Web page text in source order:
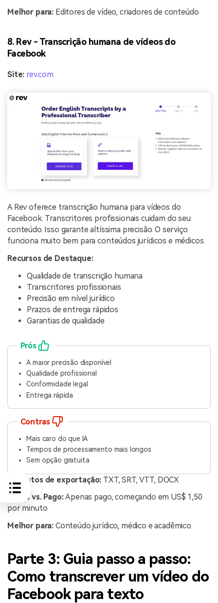
Melhor para: Editores de vídeo, criadores de conteúdo
8. Rev - Transcrição humana de vídeos do
Facebook
Site: rev.com
A Rev oferece transcrição humana para vídeos do
Facebook. Transcritores profissionais cuidam do seu
conteúdo. Isso garante altíssima precisão. O serviço
funciona muito bem para conteúdos jurídicos e médicos.
Recursos de Destaque:
Qualidade de transcrição humana
Transcritores profissionais
Precisão em nível jurídico
Prazos de entrega rápidos
Garantias de qualidade
Prós
A maior precisão disponível
Qualidade profissional
Conformidade legal
Entrega rápida
Contras
Mais caro do que IA
Tempos de processamento mais longos
Sem opção gratuita
Formatos de exportação: TXT, SRT, VTT, DOCX
Grátis vs. Pago:Apenas pago, começando em US$ 1,50
por minuto
Melhor para: Conteúdo jurídico, médico e acadêmico.
Parte 3: Guia passo a passo:
Como transcrever um vídeo do
Facebook para texto